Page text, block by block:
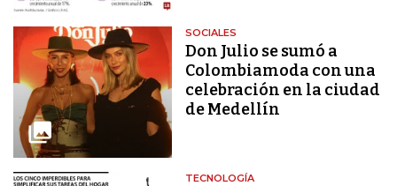
SOCIALES
Don Julio se sumó a
Colombiamoda con una
celebración en la ciudad
de Medellín
TECNOLOGÍA